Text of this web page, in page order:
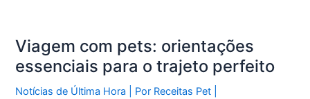
Viagem com pets: orientações
essenciais para o trajeto perfeito
Notícias de Última Hora | Por Receitas Pet